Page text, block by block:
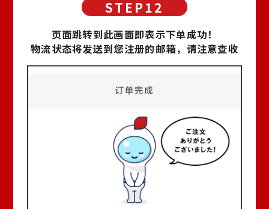
页面跳转到此画面即表示下单成功！
物流状态将发送到您注册的邮箱，请注意查收